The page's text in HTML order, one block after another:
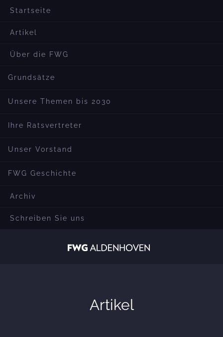
Startseite
Artikel
Über die FWG
Grundsätze
Unsere Themen bis 2030
Ihre Ratsvertreter
Unser Vorstand
FWG Geschichte
Archiv
Schreiben Sie uns
Artikel